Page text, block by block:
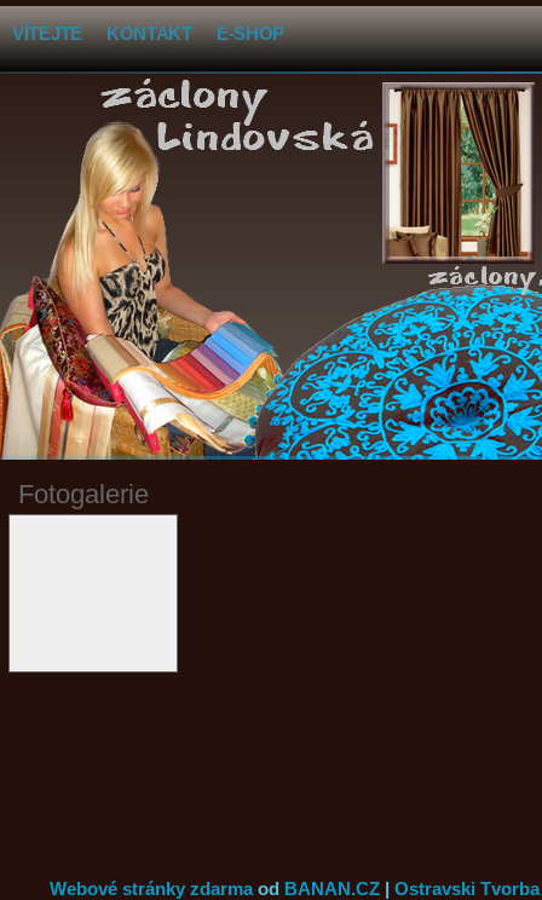
VÍTEJTE KONTAKT E-SHOP
Fotogalerie
Webové stránky zdarmaod BANAN.CZ | Ostravski